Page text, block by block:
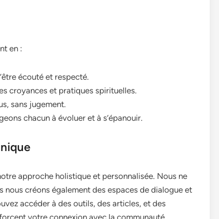
en :
écouté et respecté.
croyances et pratiques spirituelles.
sans jugement.
chacun à évoluer et à s’épanouir.
approche holistique et personnalisée. Nous ne
créons également des espaces de dialogue et
accéder à des outils, des articles, et des
votre connexion avec la communauté.